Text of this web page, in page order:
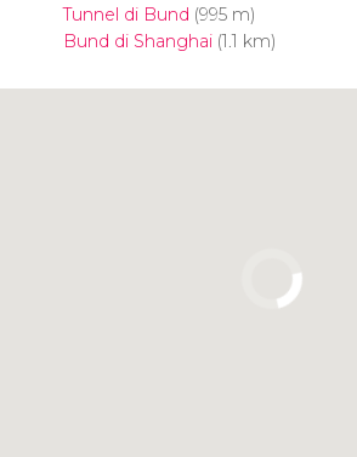
Tunnel di Bund (995 m)
Bund di Shanghai(1.1 km)